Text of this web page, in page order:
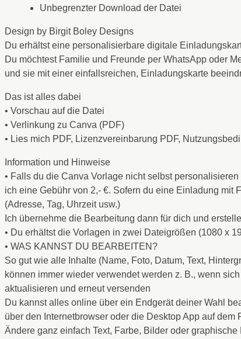
Unbegrenzter Download der Datei
Design by Birgit Boley Designs
Du erhältst eine personalisierbare digitale
Du möchtest Familie und Freunde per WhatsApp oder
und sie mit einer einfallsreichen, Einladungskarte
Das ist alles dabei
• Vorschau auf die Datei
• Verlinkung zu Canva (PDF)
• Lies mich PDF, Lizenzvereinbarung PDF,
Information und Hinweise
• Falls du die Canva Vorlage nicht selbst
ich eine Gebühr von 2,- €. Sofern du eine Einladung
(Adresse, Tag, Uhrzeit usw.)
Ich übernehme die Bearbeitung dann für dich und
• Du erhältst die Vorlagen in zwei Dateigrößen (1080 x
• WAS KANNST DU BEARBEITEN?
So gut wie alle Inhalte (Name, Foto, Datum, Text,
können immer wieder verwendet werden z. B., wenn
aktualisieren und erneut versenden
Du kannst alles online über ein Endgerät deiner Wahl
über den Internetbrowser oder die Desktop App auf dem
Ändere ganz einfach Text, Farbe, Bilder oder